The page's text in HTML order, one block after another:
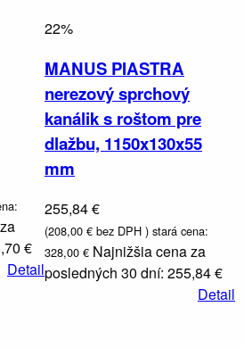
€
Detail
22%
MANUS PIASTRA
nerezový sprchový
kanálik s roštom pre
dlažbu, 1150x130x55
mm
255,84 €
(208,00 € bez DPH ) stará cena:
328,00 € Najnižšia cena za
posledných 30 dní: 255,84 €
Detail